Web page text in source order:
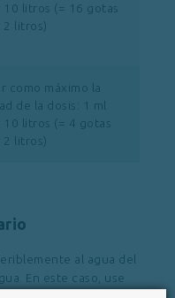
10 litros (= 16 gotas
2 litros)
como máximo la
de la dosis: 1 ml
10 litros (= 4 gotas
2 litros)
al agua del
En este caso, use